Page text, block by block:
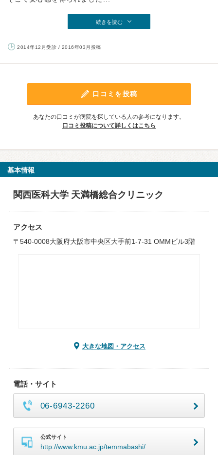
続きを読む
2014年12月受診 / 2016年03月投稿
口コミを投稿
あなたの口コミが病院を探している人の参考になります。
口コミ投稿について詳しくはこちら
基本情報
関西医科大学 天満橋総合クリニック
アクセス
〒540-0008大阪府大阪市中央区大手前1-7-31 OMMビル3階
大きな地図・アクセス
電話・サイト
06-6943-2260
公式サイト
http://www.kmu.ac.jp/temmabashi/